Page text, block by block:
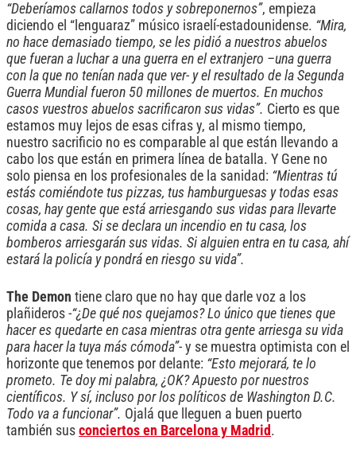
“Deberíamos callarnos todos y sobreponernos”, empieza
diciendo el “lenguaraz” músico israelí-estadounidense. “Mira,
no hace demasiado tiempo, se les pidió a nuestros abuelos
que fueran a luchar a una guerra en el extranjero –una guerra
con la que no tenían nada que ver- y el resultado de la Segunda
Guerra Mundial fueron 50 millones de muertos. En muchos
casos vuestros abuelos sacrificaron sus vidas”. Cierto es que
estamos muy lejos de esas cifras y, al mismo tiempo,
nuestro sacrificio no es comparable al que están llevando a
cabo los que están en primera línea de batalla. Y Gene no
solo piensa en los profesionales de la sanidad: “Mientras tú
estás comiéndote tus pizzas, tus hamburguesas y todas esas
cosas, hay gente que está arriesgando sus vidas para llevarte
comida a casa. Si se declara un incendio en tu casa, los
bomberos arriesgarán sus vidas. Si alguien entra en tu casa, ahí
estará la policía y pondrá en riesgo su vida”.
The Demon tiene claro que no hay que darle voz a los
plañideros -“¿De qué nos quejamos? Lo único que tienes que
hacer es quedarte en casa mientras otra gente arriesga su vida
para hacer la tuya más cómoda”- y se muestra optimista con el
horizonte que tenemos por delante: “Esto mejorará, te lo
prometo. Te doy mi palabra, ¿OK? Apuesto por nuestros
científicos. Y sí, incluso por los políticos de Washington D.C.
Todo va a funcionar”. Ojalá que lleguen a buen puerto
también sus conciertos en Barcelona y Madrid .